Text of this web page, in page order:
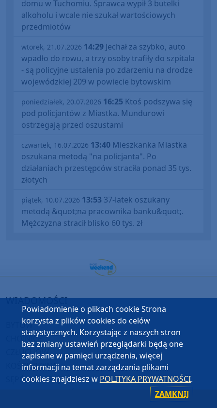
domu w Tuchomiu. Sprawca wypił 3 butelki
alkoholu i wcale nie szukał wartościowych
przedmiotów
wtorek, 21.07.2026 14:29 Jechał za szybko, auto
wpadło do rowu, a trzy osoby trafiły do szpitala
- są policyjne ustalenia po zdarzeniu na drodze
wojewódzkiej 209 w powiecie bytowskim
poniedziałek, 20.07.2026 16:25 Ktoś podszywa się
pod policjantów z Miastka. Mundurowi
ostrzegają przed oszustami
czwartek, 16.07.2026 13:40 Mieszkanka Miastka
oszukana metodą "na policjanta". Po
działaniach przestępców straciła ponad 35 tys.
złotych
piątek, 10.07.2026 13:53 37-latek oszukany
metodą &quot;na pracownika banku&quot;.
Mężczyzna stracił blisko 60 tys. zł
WIADOMOŚCI
BYTÓW
CHOJNICE
CZŁUCHÓW
KOŚCIERZYNA
SĘPÓLNO KRAJEŃSKIE
Powiadomienie o plikach cookie Strona
korzysta z plików cookies do celów
statystycznych. Korzystając z naszych stron
bez zmiany ustawień przeglądarki będą one
zapisane w pamięci urządzenia, więcej
informacji na temat zarządzania plikami
cookies znajdziesz w POLITYKA PRYWATNOŚCI.
ZAMKNIJ